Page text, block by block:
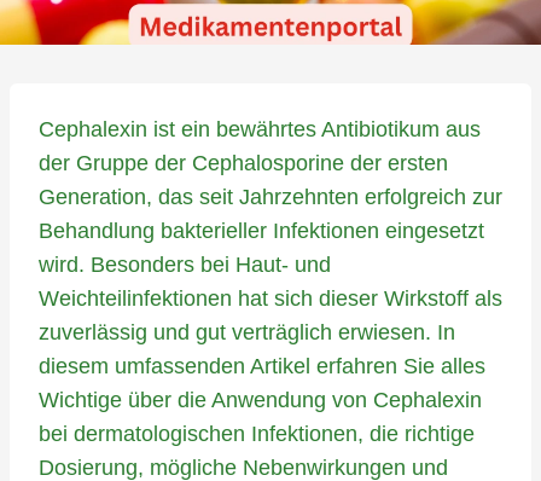
Cephalexin ist ein bewährtes Antibiotikum aus
der Gruppe der Cephalosporine der ersten
Generation, das seit Jahrzehnten erfolgreich zur
Behandlung bakterieller Infektionen eingesetzt
wird. Besonders bei Haut- und
Weichteilinfektionen hat sich dieser Wirkstoff als
zuverlässig und gut verträglich erwiesen. In
diesem umfassenden Artikel erfahren Sie alles
Wichtige über die Anwendung von Cephalexin
bei dermatologischen Infektionen, die richtige
Dosierung, mögliche Nebenwirkungen und